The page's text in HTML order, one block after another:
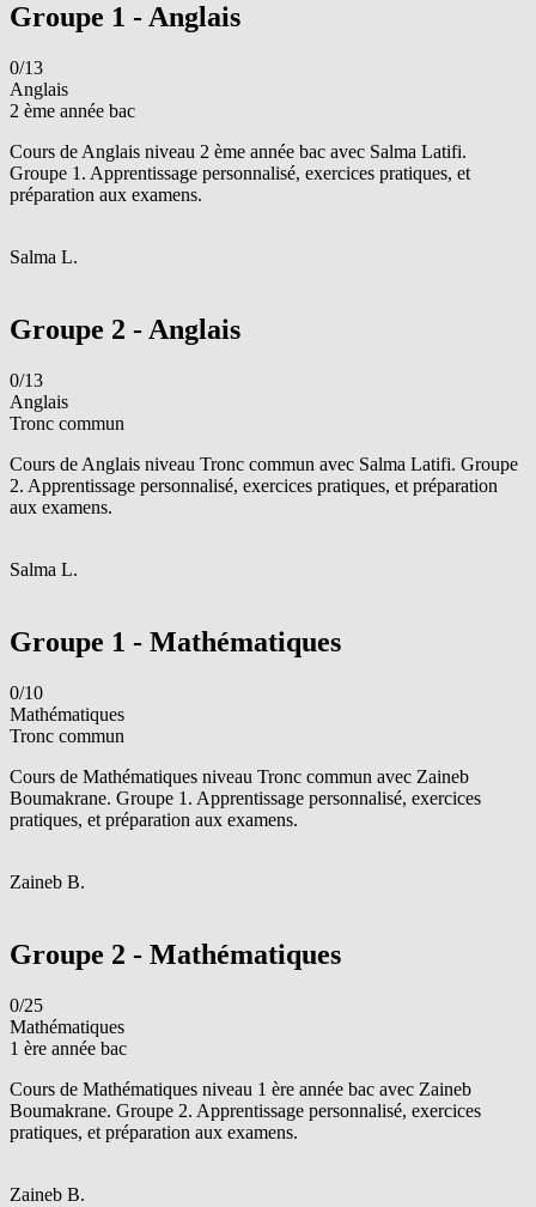
Groupe 1 - Anglais
0/13
Anglais
2 ème année bac
Cours de Anglais niveau 2 ème année bac avec Salma Latifi.
Groupe 1. Apprentissage personnalisé, exercices pratiques, et
préparation aux examens.
Salma L.
Groupe 2 - Anglais
0/13
Anglais
Tronc commun
Cours de Anglais niveau Tronc commun avec Salma Latifi. Groupe
2. Apprentissage personnalisé, exercices pratiques, et préparation
aux examens.
Salma L.
Groupe 1 - Mathématiques
0/10
Mathématiques
Tronc commun
Cours de Mathématiques niveau Tronc commun avec Zaineb
Boumakrane. Groupe 1. Apprentissage personnalisé, exercices
pratiques, et préparation aux examens.
Zaineb B.
Groupe 2 - Mathématiques
0/25
Mathématiques
1 ère année bac
Cours de Mathématiques niveau 1 ère année bac avec Zaineb
Boumakrane. Groupe 2. Apprentissage personnalisé, exercices
pratiques, et préparation aux examens.
Zaineb B.